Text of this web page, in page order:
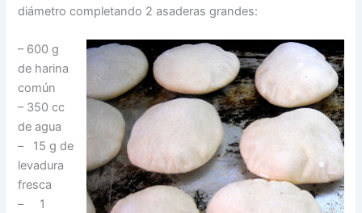
diámetro completando 2 asaderas grandes:
– 600 g
de harina
común
– 350 cc
de agua
– 15 g de
levadura
fresca
– 1